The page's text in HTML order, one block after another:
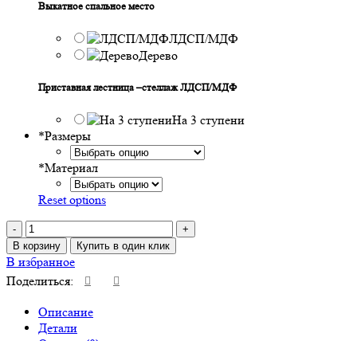
Выкатное спальное место
ЛДСП/МДФ
Дерево
Приставная лестница –стеллаж ЛДСП/МДФ
На 3 ступени
*Размеры
*Материал
Reset options
Количество
товара
Кровать
Филадельфия
(Двухъярусная)
В корзину Купить в один клик
В избранное
Поделиться:
Описание
Детали